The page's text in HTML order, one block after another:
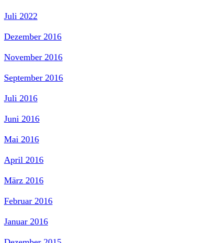
Juli 2022
Dezember 2016
November 2016
September 2016
Juli 2016
Juni 2016
Mai 2016
April 2016
März 2016
Februar 2016
Januar 2016